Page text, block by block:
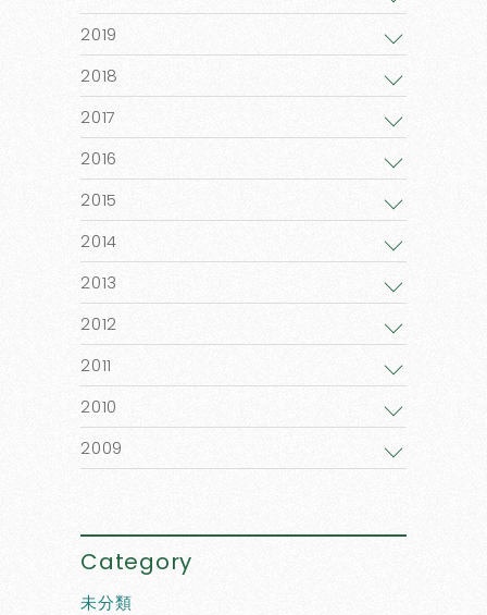
2019
2018
2017
2016
2015
2014
2013
2012
2011
2010
2009
Category
未分類